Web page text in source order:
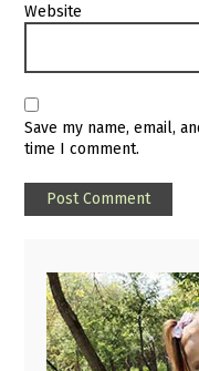
Website
Save my name, email,
time I comment.